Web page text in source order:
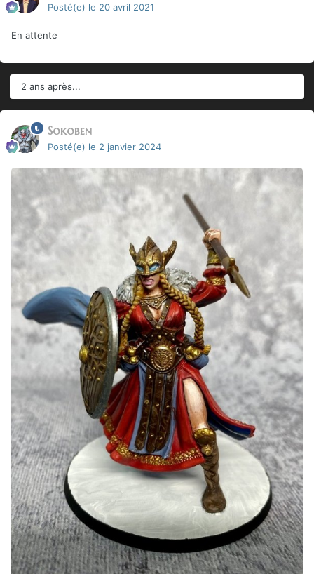
Posté(e) le 20 avril 2021
En attente
2 ans après...
Sokoben
Posté(e) le 2 janvier 2024